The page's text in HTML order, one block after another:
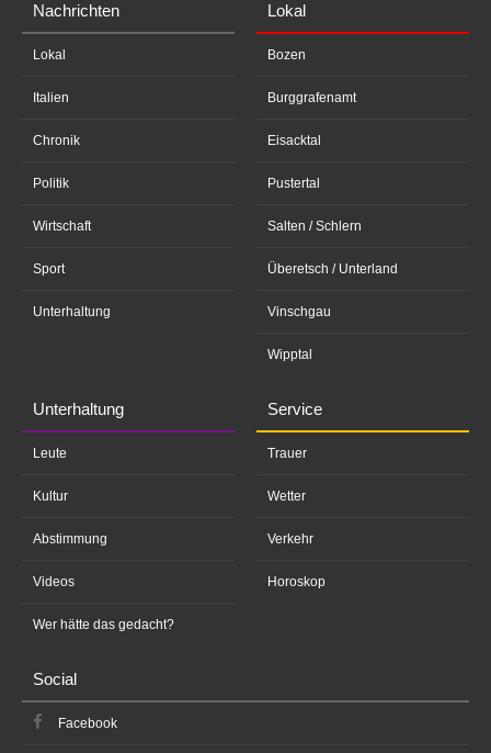
Nachrichten
Lokal
Italien
Chronik
Politik
Wirtschaft
Sport
Unterhaltung
Lokal
Bozen
Burggrafenamt
Eisacktal
Pustertal
Salten / Schlern
Überetsch / Unterland
Vinschgau
Wipptal
Unterhaltung
Leute
Kultur
Abstimmung
Videos
Wer hätte das gedacht?
Service
Trauer
Wetter
Verkehr
Horoskop
Social
Facebook